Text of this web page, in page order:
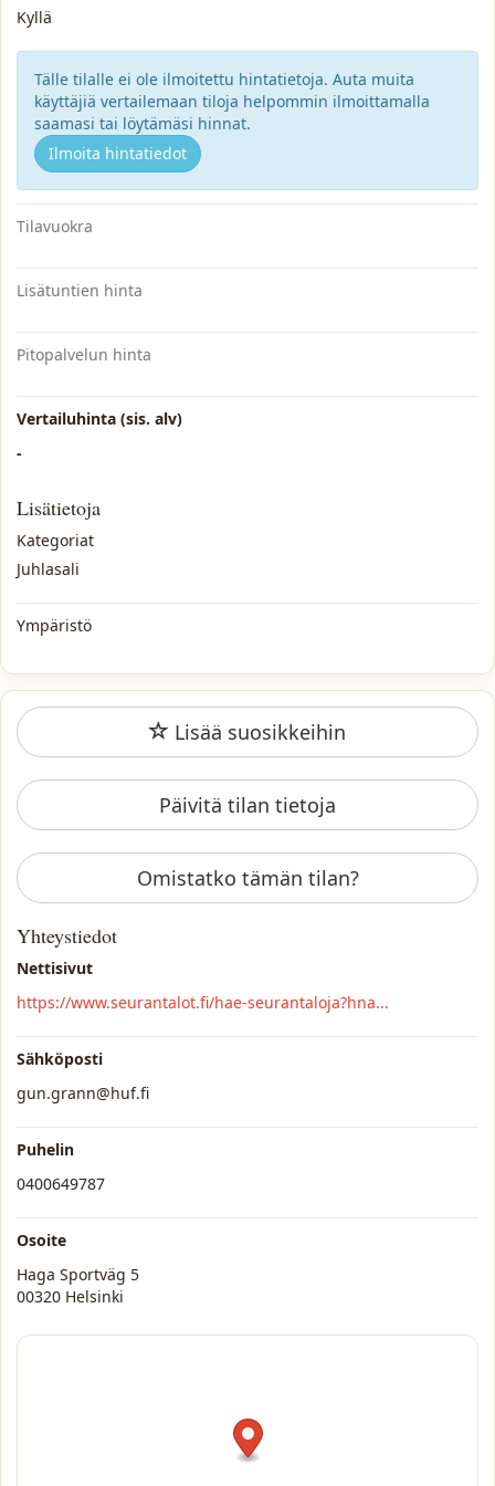
Kyllä
Tälle tilalle ei ole ilmoitettu hintatietoja. Auta muita
käyttäjiä vertailemaan tiloja helpommin ilmoittamalla
saamasi tai löytämäsi hinnat.
Ilmoita hintatiedot
Tilavuokra
Lisätuntien hinta
Pitopalvelun hinta
Vertailuhinta (sis. alv)
-
Lisätietoja
Kategoriat
Juhlasali
Ympäristö
Lisää suosikkeihin
Päivitä tilan tietoja
Omistatko tämän tilan?
Yhteystiedot
Nettisivut
https://www.seurantalot.fi/hae-seurantaloja?hna...
Sähköposti
gun.grann@huf.fi
Puhelin
0400649787
Osoite
Haga Sportväg 5
00320 Helsinki